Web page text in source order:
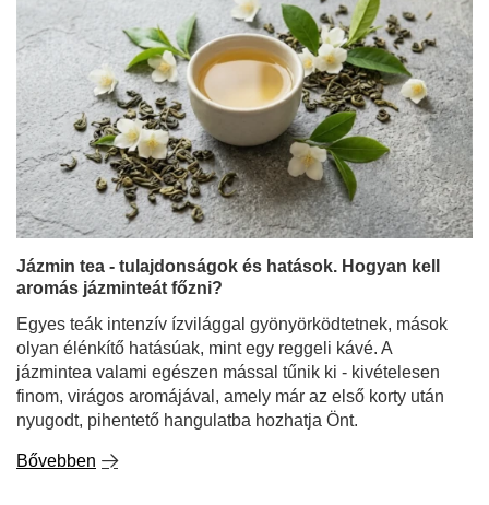
Jázmin tea - tulajdonságok és hatások. Hogyan kell
aromás jázminteát főzni?
Egyes teák intenzív ízvilággal gyönyörködtetnek, mások
olyan élénkítő hatásúak, mint egy reggeli kávé. A
jázmintea valami egészen mással tűnik ki - kivételesen
finom, virágos aromájával, amely már az első korty után
Bővebben